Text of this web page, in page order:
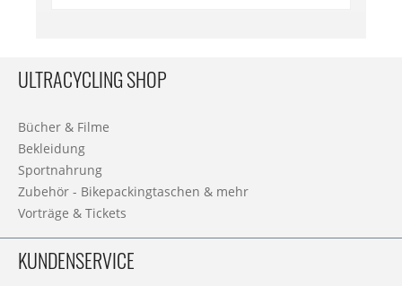
ULTRACYCLING SHOP
Bücher & Filme
Bekleidung
Sportnahrung
Zubehör - Bikepackingtaschen & mehr
Vorträge & Tickets
KUNDENSERVICE